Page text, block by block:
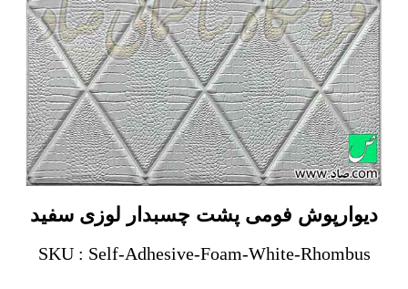
دیوارپوش فومی پشت چسبدار لوزی سفید
SKU : Self-Adhesive-Foam-White-Rhombus